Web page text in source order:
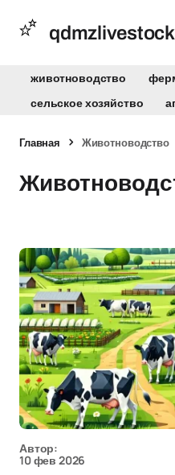
животноводство
сельское хозяйство
Главная Животноводство
Автор:
10 фев 2026